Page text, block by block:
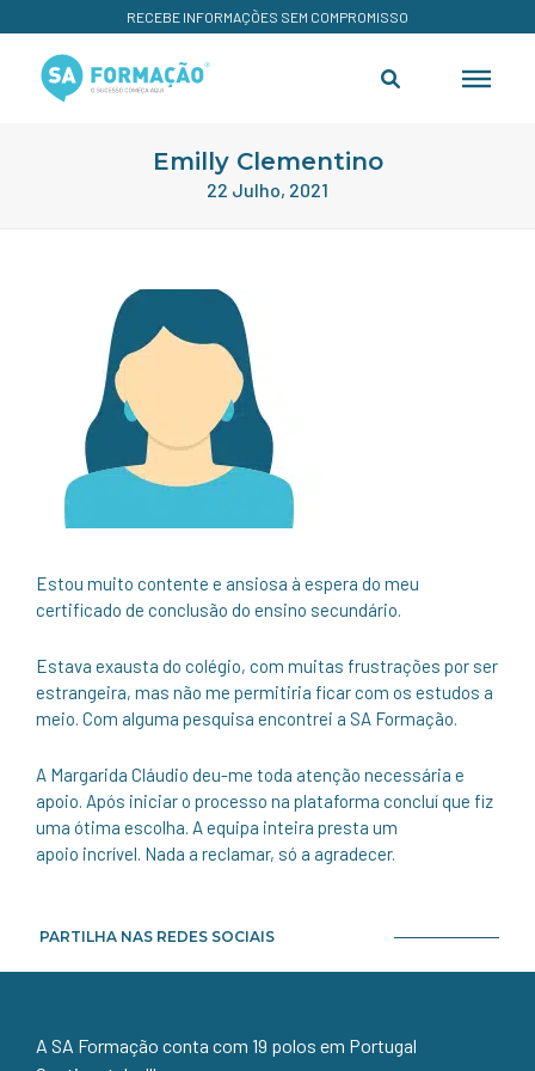
RECEBE INFORMAÇÕES SEM COMPROMISSO
Emilly Clementino
22 Julho, 2021
Estou muito contente e ansiosa à espera do meu
certificado de conclusão do ensino secundário.
Estava exausta do colégio, com muitas frustrações por ser
estrangeira, mas não me permitiria ficar com os estudos a
meio. Com alguma pesquisa encontrei a SA Formação.
A Margarida Cláudio deu-me toda atenção necessária e
apoio. Após iniciar o processo na plataforma concluí que fiz
uma ótima escolha. A equipa inteira presta um
apoio incrível. Nada a reclamar, só a agradecer.
PARTILHA NAS REDES SOCIAIS
A SA Formação conta com 19 polos em Portugal